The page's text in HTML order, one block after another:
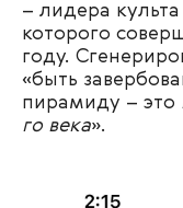
– лидера культа
которого
году.
«быть
пирамиду – это
го века».